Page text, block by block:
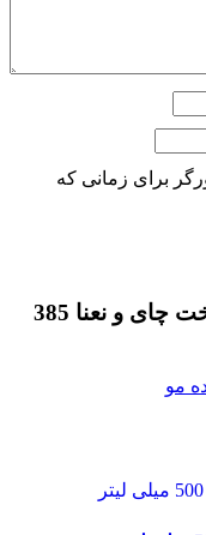
برای زمانی که
نرم کننده مو OGX حاوی روغن درخت چای و نعنا 385
مو